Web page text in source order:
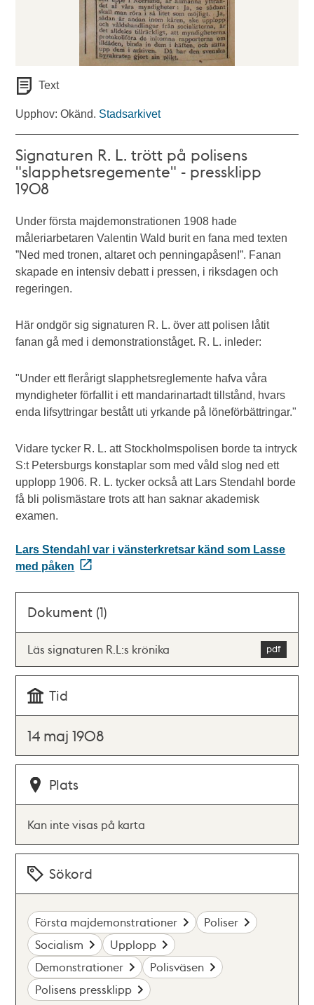
Text
Upphov: Okänd. Stadsarkivet
Signaturen R. L. trött på polisens
"slapphetsregemente" - pressklipp
1908
Under första majdemonstrationen 1908 hade
måleriarbetaren Valentin Wald burit en fana med texten
”Ned med tronen, altaret och penningapåsen!”. Fanan
skapade en intensiv debatt i pressen, i riksdagen och
regeringen.
Här ondgör sig signaturen R. L. över att polisen låtit
fanan gå med i demonstrationståget. R. L. inleder:
"Under ett flerårigt slapphetsreglemente hafva våra
myndigheter förfallit i ett mandarinartadt tillstånd, hvars
enda lifsyttringar bestått uti yrkande på löneförbättringar."
Vidare tycker R. L. att Stockholmspolisen borde ta intryck
S:t Petersburgs konstaplar som med våld slog ned ett
upplopp 1906. R. L. tycker också att Lars Stendahl borde
få bli polismästare trots att han saknar akademisk
examen.
Lars Stendahl var i vänsterkretsar känd som Lasse
med påken
Dokument (1)
Läs signaturen R.L:s krönika
Tid
14 maj 1908
Plats
Kan inte visas på karta
Sökord
Första majdemonstrationer
Poliser
Socialism
Upplopp
Demonstrationer
Polisväsen
Polisens pressklipp